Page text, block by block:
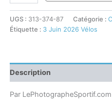
UGS : 313-374-87 Catégorie :
Étiquette : 3 Juin 2026 Vélos
Description
Par LePhotographeSportif.com